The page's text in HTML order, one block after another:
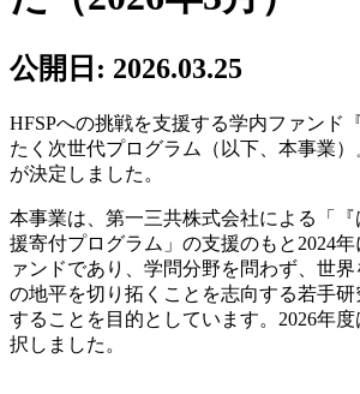
公開日: 2026.03.25
HFSPへの挑戦を支援する学内ファンド
たく次世代プログラム（以下、本事業
が決定しました。
本事業は、第一三共株式会社による「
援寄付プログラム」の支援のもと2024
ァンドであり、学問分野を問わず、世
の地平を切り拓くことを志向する若手
することを目的としています。2026年
択しました。